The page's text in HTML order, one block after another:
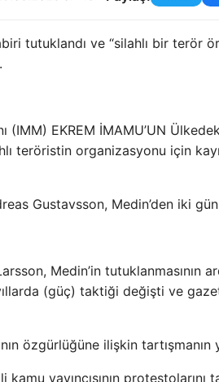
tutuklandı ve “silahlı bir terör
(IMM) EKREM İMAMU’UN
teröristin organizasyonu için
Gustavsson, Medin’den iki
Medin’in tutuklanmasının
(güç) taktiği değişti ve
özgürlüğüne ilişkin
kamu yayıncısının